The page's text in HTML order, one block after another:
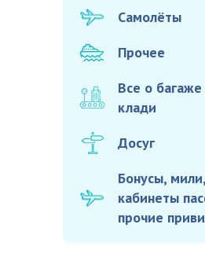
Самолёты
Прочее
Все о
клади
Досуг
Бонусы,
кабинеты
прочие